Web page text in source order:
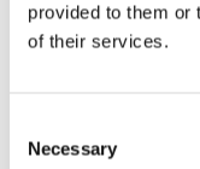
provided to them or
of their services.
Selection
Necessary